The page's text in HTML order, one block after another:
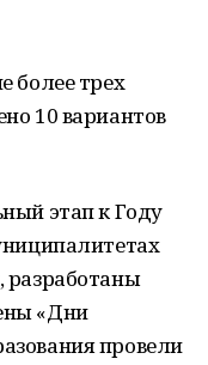
более трех
10 вариантов
этап к Году
разработаны
«Дни
провели